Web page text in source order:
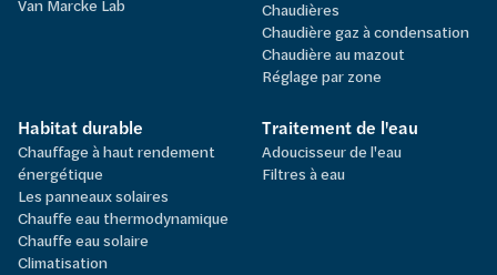
Van Marcke Lab
Chaudières
Chaudière gaz à condensation
Chaudière au mazout
Réglage par zone
Habitat durable
Chauffage à haut rendement
énergétique
Les panneaux solaires
Chauffe eau thermodynamique
Chauffe eau solaire
Climatisation
Traitement de l'eau
Adoucisseur de l'eau
Filtres à eau